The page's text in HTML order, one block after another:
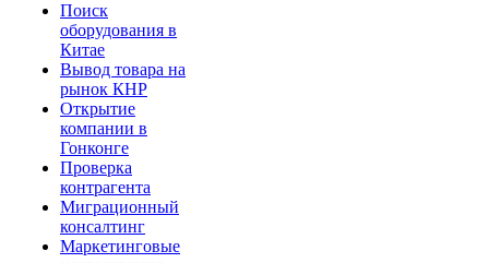
Поиск
оборудования в
Китае
Вывод товара на
рынок КНР
Открытие
компании в
Гонконге
Проверка
контрагента
Миграционный
консалтинг
Маркетинговые